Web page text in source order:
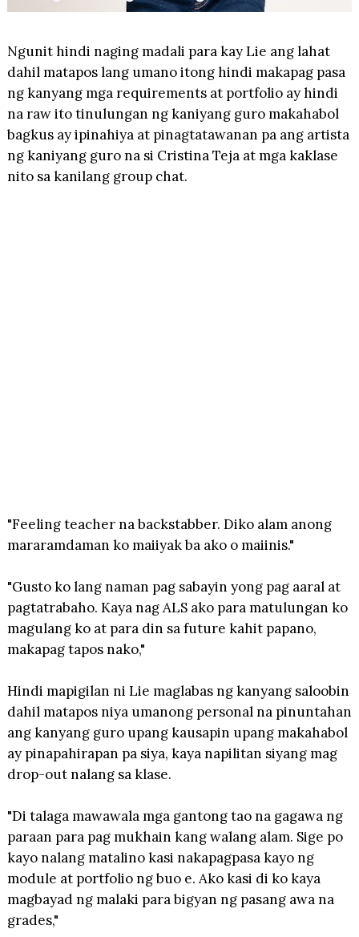
Ngunit hindi naging madali para kay Lie ang lahat
dahil matapos lang umano itong hindi makapag pasa
ng kanyang mga requirements at portfolio ay hindi
na raw ito tinulungan ng kaniyang guro makahabol
bagkus ay ipinahiya at pinagtatawanan pa ang artista
ng kaniyang guro na si Cristina Teja at mga kaklase
nito sa kanilang group chat.
"Feeling teacher na backstabber. Diko alam anong
mararamdaman ko maiiyak ba ako o maiinis."
"Gusto ko lang naman pag sabayin yong pag aaral at
pagtatrabaho. Kaya nag ALS ako para matulungan ko
magulang ko at para din sa future kahit papano,
makapag tapos nako,"
Hindi mapigilan ni Lie maglabas ng kanyang saloobin
dahil matapos niya umanong personal na pinuntahan
ang kanyang guro upang kausapin upang makahabol
ay pinapahirapan pa siya, kaya napilitan siyang mag
drop-out nalang sa klase.
"Di talaga mawawala mga gantong tao na gagawa ng
paraan para pag mukhain kang walang alam. Sige po
kayo nalang matalino kasi nakapagpasa kayo ng
module at portfolio ng buo e. Ako kasi di ko kaya
magbayad ng malaki para bigyan ng pasang awa na
grades,"